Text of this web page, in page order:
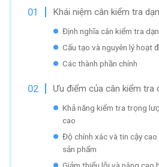
Khái niệm cân kiểm tra
Định nghĩa cân kiểm tra
Cấu tạo và nguyên lý hoạt
Các thành phần chính
Ưu điểm của cân kiểm tra
Khả năng kiểm tra trọng
cao
Độ chính xác và tin cậy
sản phẩm